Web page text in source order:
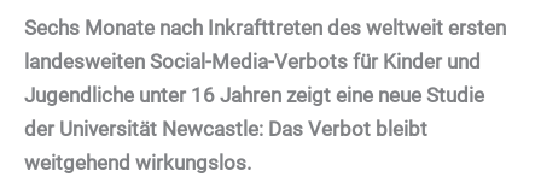
Sechs Monate nach Inkrafttreten des weltweit ersten
landesweiten Social-Media-Verbots für Kinder und
Jugendliche unter 16 Jahren zeigt eine neue Studie
der Universität Newcastle: Das Verbot bleibt
weitgehend wirkungslos.